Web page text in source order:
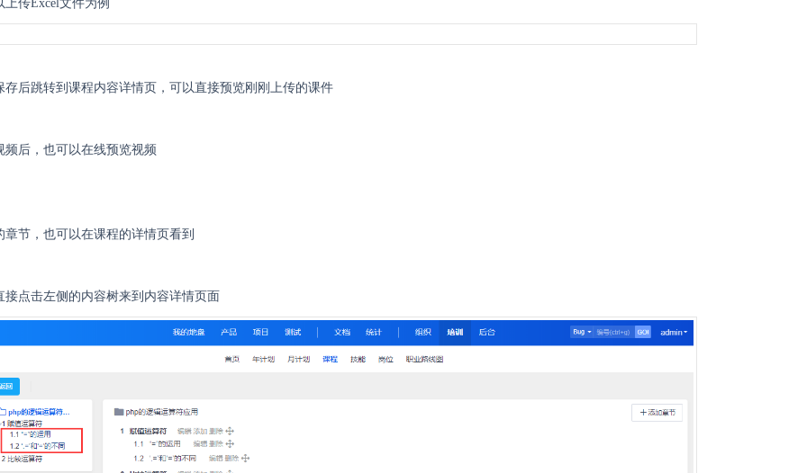
上传Excel文件为例
存后跳转到课程内容详情页，可以直接预览刚刚上传的课件
频后，也可以在线预览视频
章节，也可以在课程的详情页看到
接点击左侧的内容树来到内容详情页面